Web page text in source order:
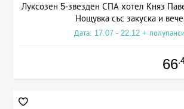
Луксозен 5-звезден СПА хотел Княз
Нощувка със закуска и
Дата: 17.07 - 22.12 +
66